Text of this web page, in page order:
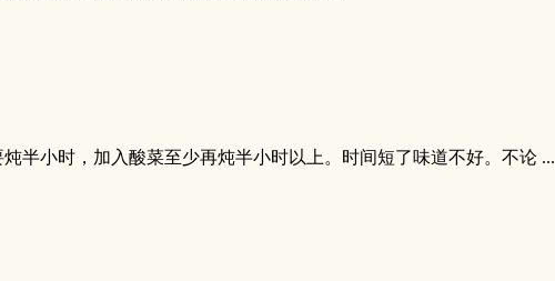
半小时，加入酸菜至少再炖半小时以上。时间短了味道不好。不论 ...